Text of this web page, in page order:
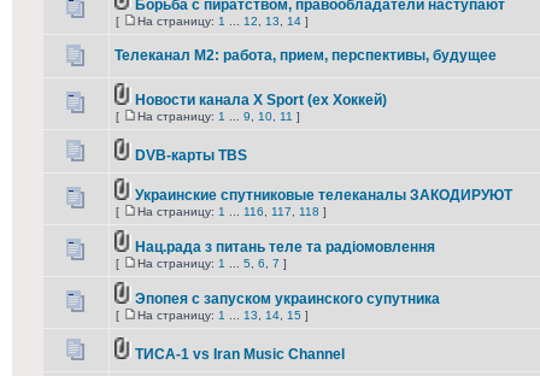
Борьба с пиратством, правообладатели наступают
[ На страницу: 1 12 13 14 ]
Телеканал М2: работа, прием, перспективы, будущее
Новости канала X Sport (ex Хоккей)
[ На страницу: 1 9 10 11 ]
DVB-карты TBS
Украинские спутниковые телеканалы ЗАКОДИРУЮТ
[ На страницу: 1 116 117 118 ]
Нац.рада з питань теле та радіомовлення
[ На страницу: 1 5 6 7 ]
Эпопея с запуском украинского супутника
[ На страницу: 1 13 14 15 ]
ТИСА-1 vs Iran Music Channel